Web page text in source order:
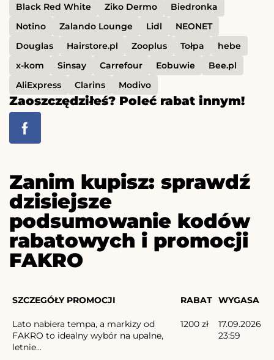
Black Red White Ziko Dermo
Biedronka
Notino
Zalando Lounge Lidl
NEONET
Douglas
Hairstore.pl Zooplus Tołpa
hebe
x-kom
Sinsay Carrefour Eobuwie
Bee.pl
AliExpress
Clarins Modivo
Zaoszczędziłeś? Poleć rabat innym!
Zanim kupisz: sprawdź
dzisiejsze
podsumowanie kodów
rabatowych i promocji
FAKRO
SZCZEGÓŁY PROMOCJI RABAT WYGASA
Lato nabiera tempa, a markizy od
FAKRO to idealny wybór na upalne,
letnie...
1200 zł
17.09.2026
23:59